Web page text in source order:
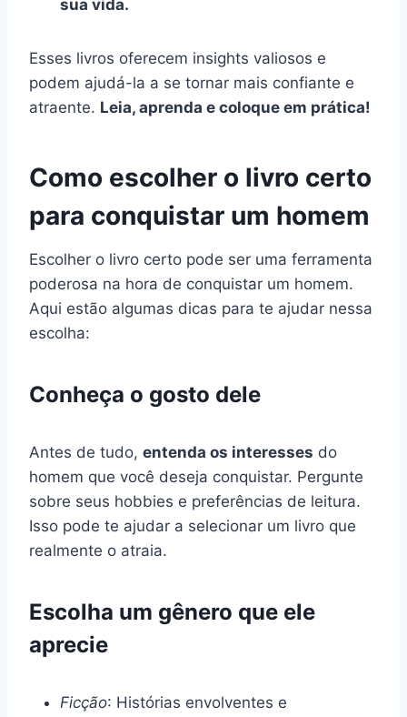
sua vida.
Esses livros oferecem insights valiosos e
podem ajudá-la a se tornar mais confiante e
atraente. Leia, aprenda e coloque em prática!
Como escolher o livro certo
para conquistar um homem
Escolher o livro certo pode ser uma ferramenta
poderosa na hora de conquistar um homem.
Aqui estão algumas dicas para te ajudar nessa
escolha:
Conheça o gosto dele
Antes de tudo, entenda os interesses do
homem que você deseja conquistar. Pergunte
sobre seus hobbies e preferências de leitura.
Isso pode te ajudar a selecionar um livro que
realmente o atraia.
Escolha um gênero que ele
aprecie
Ficção: Histórias envolventes e